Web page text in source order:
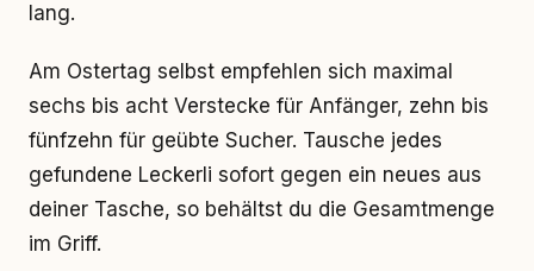
lang.
Am Ostertag selbst empfehlen sich maximal
sechs bis acht Verstecke für Anfänger, zehn bis
fünfzehn für geübte Sucher. Tausche jedes
gefundene Leckerli sofort gegen ein neues aus
deiner Tasche, so behältst du die Gesamtmenge
im Griff.